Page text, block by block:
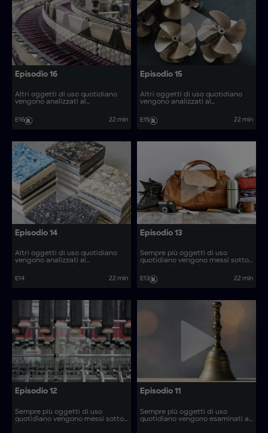
Episodio 16
Altri oggetti di uso quotidiano
vengono analizzati al
vengono prodotti. Come si
realizzano articoli come le saune
E16 22 min
Episodio 15
Altri oggetti di uso quotidiano
vengono analizzati al
vengono prodotti. Come si
realizzano articoli come le
E15 22 min
Episodio 14
Altri oggetti di uso quotidiano
vengono analizzati al
vengono prodotti. Come si
realizzano articoli come le
E14 22 min
Episodio 13
Sempre più oggetti di uso
quotidiano vengono messi sotto
rivelando il loro processo di
produzione. Come vengono
E13 22 min
Episodio 12
Sempre più oggetti di uso
quotidiano vengono messi sotto
Episodio 11
Sempre più oggetti di uso
quotidiano vengono esaminati al